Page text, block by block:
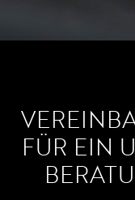
FÜR EIN